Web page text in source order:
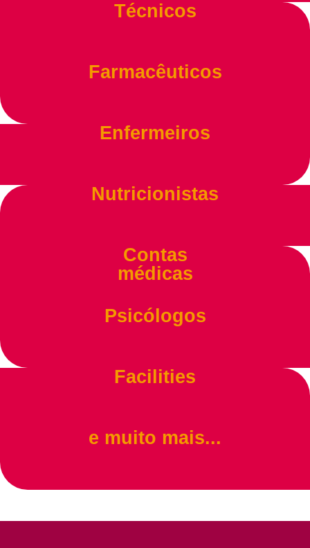
Técnicos
Farmacêuticos
Enfermeiros
Nutricionistas
Contas
médicas
Psicólogos
Facilities
e muito mais...